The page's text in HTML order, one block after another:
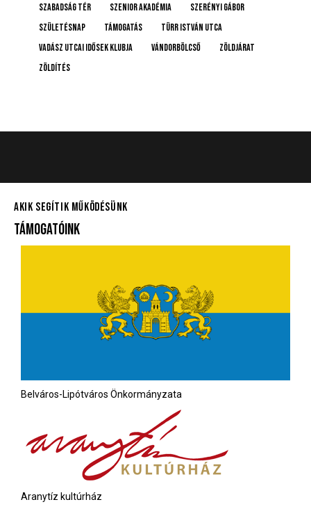
Szabadság tér
Szenior Akadémia
Szerényi Gábor
születésnap
támogatás
Türr István utca
Vadász Utcai Idősek Klubja
Vándorbölcső
Zöldjárat
Zöldítés
AKIK SEGÍTIK MŰKÖDÉSÜNK
TÁMOGATÓINK
Belváros-Lipótváros Önkormányzata
Aranytíz kultúrház